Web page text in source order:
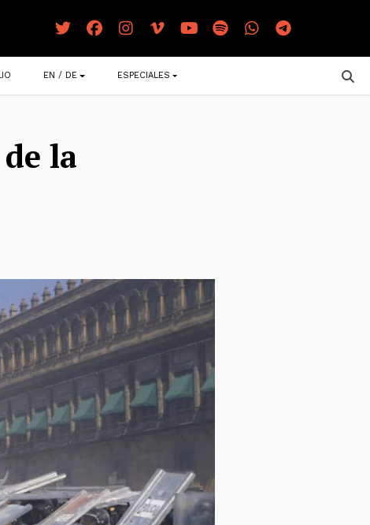
EN / DE ESPECIALES
la